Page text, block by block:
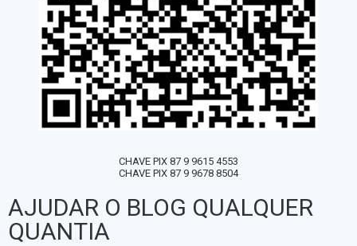
CHAVE PIX 87 9 9615 4553
CHAVE PIX 87 9 9678 8504
AJUDAR O BLOG QUALQUER
QUANTIA